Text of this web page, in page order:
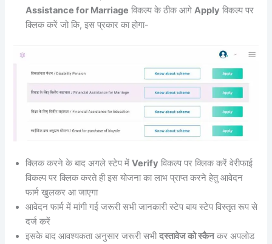
Assistance for Marriage विकल्प के ठीक आगेApply विकल्प पर
क्लिक करें जो कि, इस प्रकार का होगा-
क्लिक करने के बाद अगले स्टेप मेंVerify विकल्प पर क्लिक करें वेरीफाई
विकल्प पर क्लिक करते ही इस योजना का लाभ प्राप्त करने हेतु आवेदन
फार्म खुलकर आ जाएगा
आवेदन फार्म में मांगी गई जरूरी सभी जानकारी स्टेप बाय स्टेप विस्तृत रूप से
दर्ज करें
इसके बाद आवश्यकता अनुसार जरूरी सभीदस्तावेज को स्कैनकर अपलोड